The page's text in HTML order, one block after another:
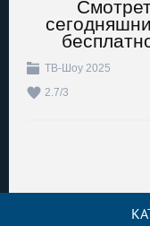
ТВ-Шоу 2025
2.7/3